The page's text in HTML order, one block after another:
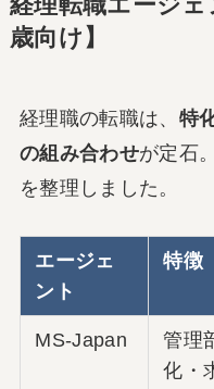
歳向け】
経理職の転職は、 特
の組み合わせが定石
を整理しました。
エージェ
ント
特徴
MS-Japan
管理
化・